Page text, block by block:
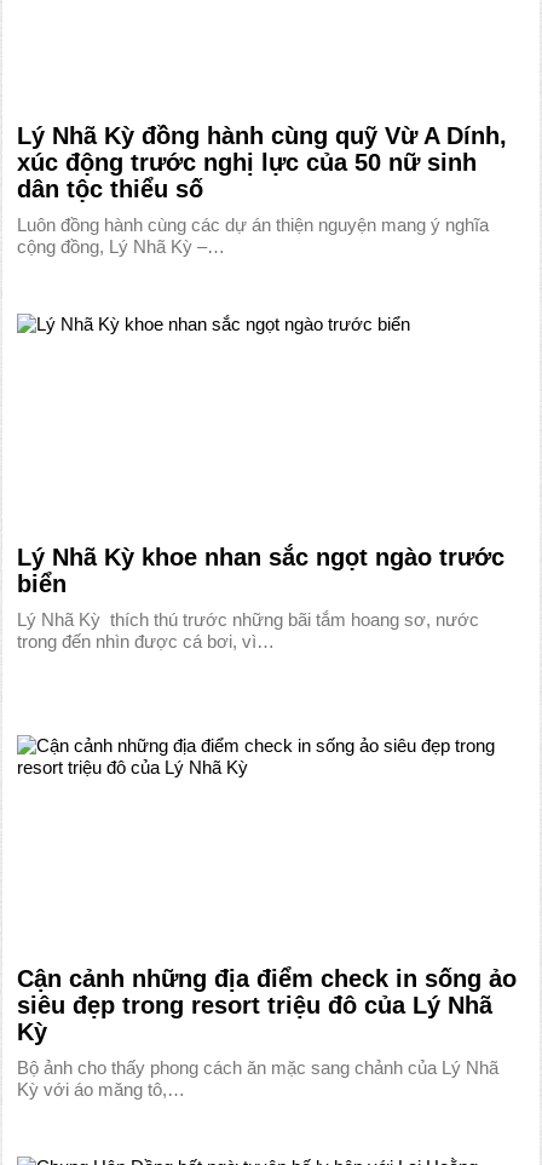
Lý Nhã Kỳ đồng hành cùng quỹ Vừ A Dính,
xúc động trước nghị lực của 50 nữ sinh
dân tộc thiểu số
Luôn đồng hành cùng các dự án thiện nguyện mang ý nghĩa
cộng đồng, Lý Nhã Kỳ –…
Lý Nhã Kỳ khoe nhan sắc ngọt ngào trước
biển
Lý Nhã Kỳ thích thú trước những bãi tắm hoang sơ, nước
trong đến nhìn được cá bơi, vì…
Cận cảnh những địa điểm check in sống ảo
siêu đẹp trong resort triệu đô của Lý Nhã
Kỳ
Bộ ảnh cho thấy phong cách ăn mặc sang chảnh của Lý Nhã
Kỳ với áo măng tô,…